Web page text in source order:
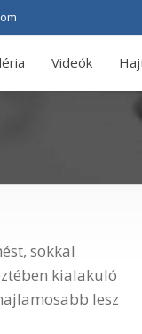
Videók
sokkal
kialakuló
lesz